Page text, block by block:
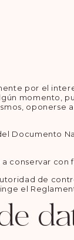
por el
momento,
oponerse
Documento
con
de
el